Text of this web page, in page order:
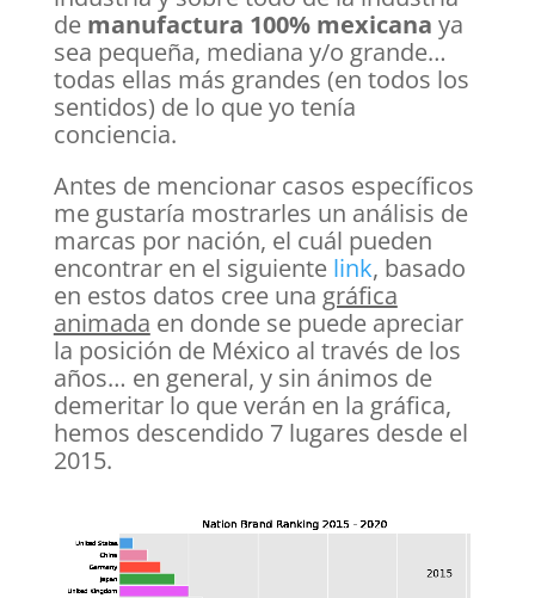
de manufactura 100% mexicana ya
sea pequeña, mediana y/o grande…
todas ellas más grandes (en todos los
sentidos) de lo que yo tenía
conciencia.
Antes de mencionar casos específicos
me gustaría mostrarles un análisis de
marcas por nación, el cuál pueden
encontrar en el siguiente link, basado
en estos datos cree una gráfica
animada en donde se puede apreciar
la posición de México al través de los
años… en general, y sin ánimos de
demeritar lo que verán en la gráfica,
hemos descendido 7 lugares desde el
2015.